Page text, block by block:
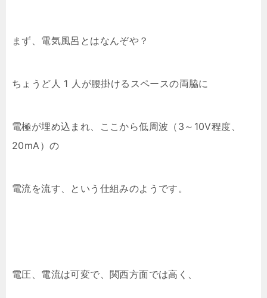
まず、電気風呂とはなんぞや？
ちょうど人 1 人が腰掛けるスペースの両脇に
電極が埋め込まれ、ここから低周波（3～10V程度、
20mA）の
電流を流す、という仕組みのようです。
電圧、電流は可変で、関西方面では高く、